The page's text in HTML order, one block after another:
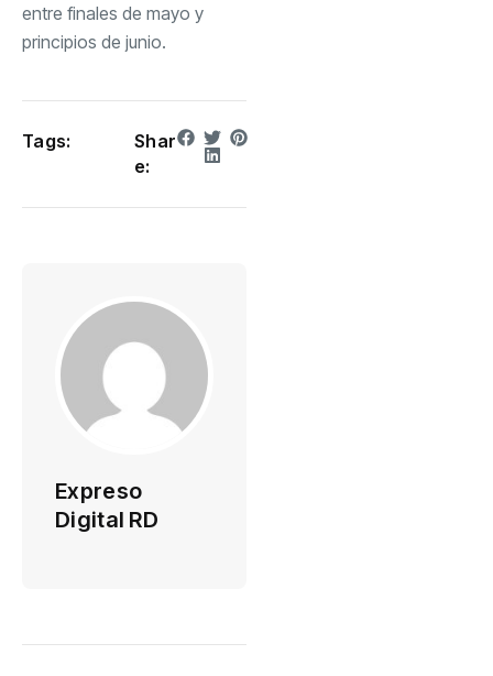
entre finales de mayo y
principios de junio.
Tags:
Shar
e:
Expreso
Digital RD